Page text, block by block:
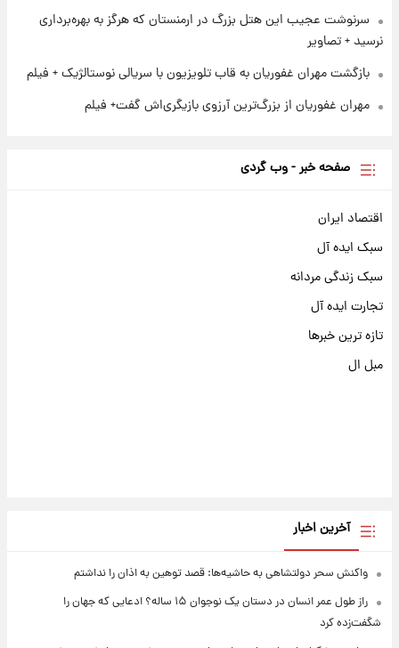
سرنوشت عجیب این هتل بزرگ در ارمنستان که هرگز به بهره‌برداری
نرسید + تصاویر
بازگشت مهران غفوریان به قاب تلویزیون با سریالی نوستالژیک + فیلم
مهران غفوریان از بزرگ‌ترین آرزوی بازیگری‌اش گفت+ فیلم
صفحه خبر - وب گردی
اقتصاد ایران
سبک ایده آل
سبک زندگی مردانه
تجارت ایده آل
تازه ترین خبرها
مبل ال
آخرین اخبار
واکنش سحر دولتشاهی به حاشیه‌ها: قصد توهین به اذان را نداشتم
راز طول عمر انسان در دستان یک نوجوان ۱۵ ساله؟ ادعایی که جهان را
شگفت‌زده کرد